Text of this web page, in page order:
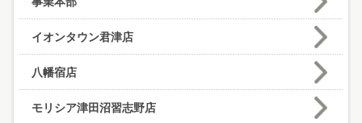
イオンタウン君津店
八幡宿店
モリシア津田沼習志野店